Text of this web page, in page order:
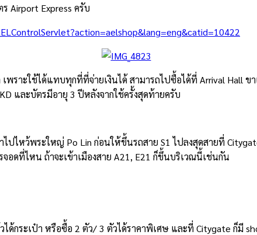
Airport Express ครับ
พราะใช้ได้แทบทุกที่ที่จ่ายเงินได้ สามารถไปซื้อได้ที่ Arrival Hall
และบัตรมีอายุ 3 ปีหลังจากใช้ครั้งสุดท้ายครับ
ไหว้พระใหญ่ Po Lin ก่อนให้ขึ้นรถสาย S1 ไปลงสุดสายที่
อดที่ไหน ถ้าจะเข้าเมืองสาย A21, E21 ก็ขึ้นบริเวณนี้เช่นกัน
กระเป๋า หรือซื้อ 2 ตัว/ 3 ตัวได้ราคาพิเศษ และที่ Citygate ก็มี